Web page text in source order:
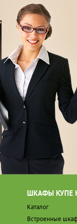
ШКАФЫ КУПЕ
Каталог
Встроенные